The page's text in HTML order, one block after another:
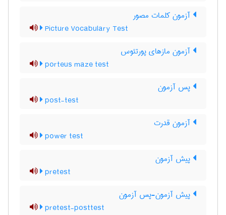
آزمون کلمات مصور
Picture Vocabulary Test
آزمون مازهای پورتئوس
porteus maze test
پس آزمون
post-test
آزمون قدرت
power test
پیش آزمون
pretest
پیش آزمون-پس آزمون
pretest-posttest